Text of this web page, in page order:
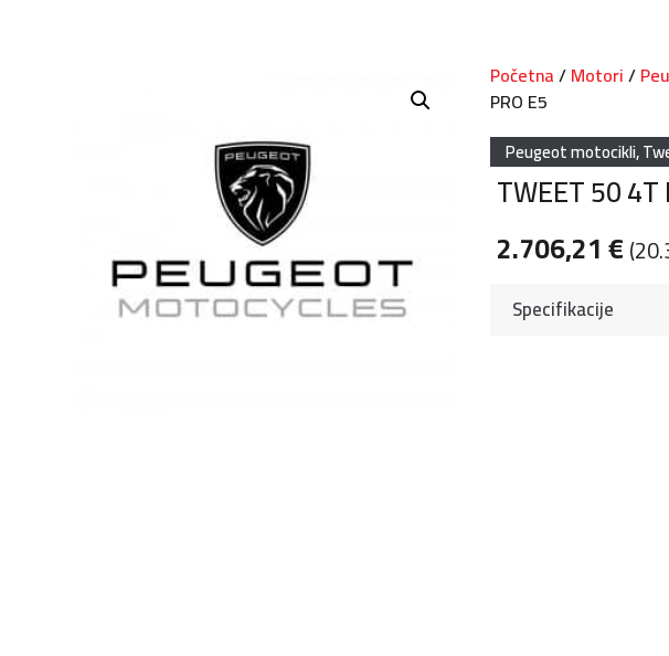
Početna/Motori/
PRO E5
Peugeot motocikli,
TWEET 50 4T
2.706,21€
Specifikacije